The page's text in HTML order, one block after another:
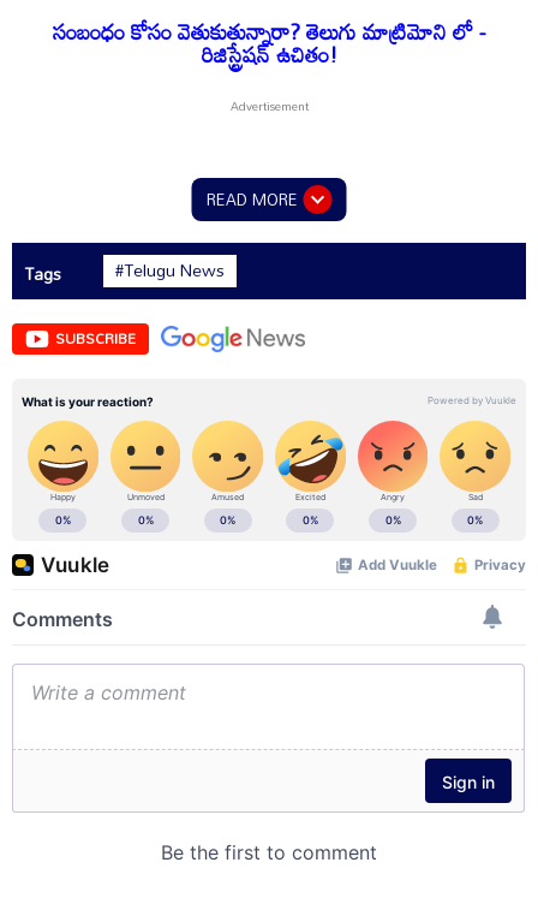
సంబంధం కోసం వెతుకుతున్నారా? తెలుగు మాట్రిమోని లో -
రిజిస్ట్రేషన్ ఉచితం!
READ MORE
Tags #Telugu News
SUBSCRIBE